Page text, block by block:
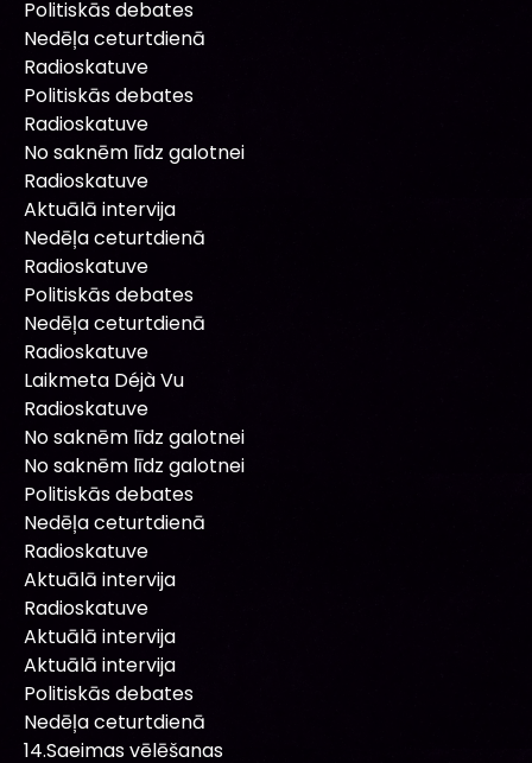
Politiskās debates
Nedēļa ceturtdienā
Radioskatuve
Politiskās debates
Radioskatuve
No saknēm līdz galotnei
Radioskatuve
Aktuālā intervija
Nedēļa ceturtdienā
Radioskatuve
Politiskās debates
Nedēļa ceturtdienā
Radioskatuve
Laikmeta Déjà Vu
Radioskatuve
No saknēm līdz galotnei
No saknēm līdz galotnei
Politiskās debates
Nedēļa ceturtdienā
Radioskatuve
Aktuālā intervija
Radioskatuve
Aktuālā intervija
Aktuālā intervija
Politiskās debates
Nedēļa ceturtdienā
14.Saeimas vēlēšanas